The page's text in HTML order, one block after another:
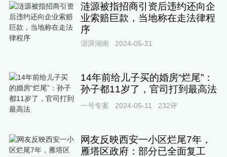
涟源被指招商引资后违约还向企
业索赔巨款，当地称在走法律程
序
澎湃湖南 2024-05-21
14年前给儿子买的婚房“烂尾”：
孙子都11岁了，官司打到最高法
一号专案 2024-05-11 232评
网友反映西安一小区烂尾7年，
雁塔区政府：部分已全面复工